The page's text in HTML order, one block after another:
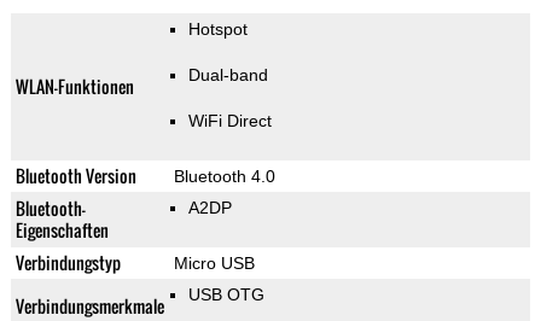
WLAN-Funktionen
Hotspot
Dual-band
WiFi Direct
Bluetooth Version Bluetooth 4.0
Bluetooth-
Eigenschaften
A2DP
Verbindungstyp Micro USB
Verbindungsmerkmale USB OTG